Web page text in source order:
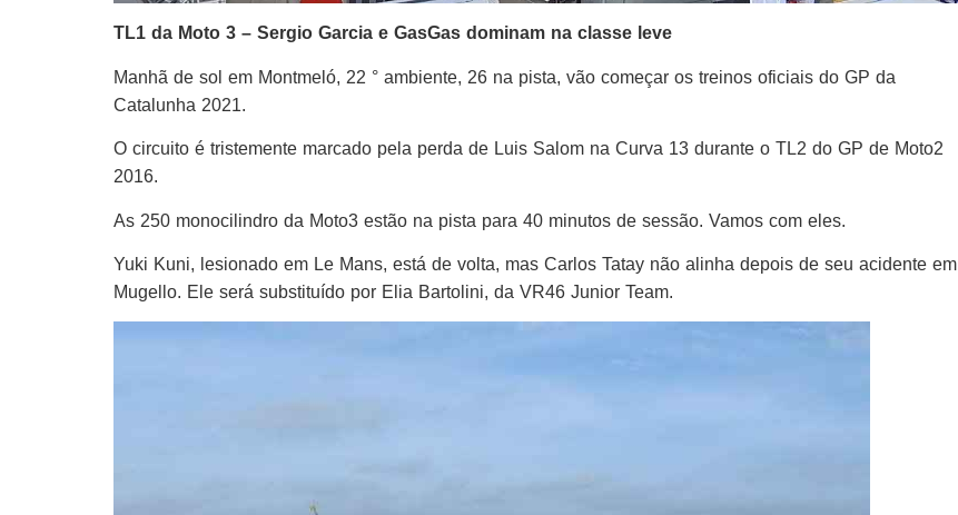
TL1 da Moto 3 – Sergio Garcia e GasGas dominam na classe leve
Manhã de sol em Montmeló, 22 ° ambiente, 26 na pista, vão começar os treinos oficiais do GP da
Catalunha 2021.
O circuito é tristemente marcado pela perda de Luis Salom na Curva 13 durante o TL2 do GP de Moto2
2016.
As 250 monocilindro da Moto3 estão na pista para 40 minutos de sessão. Vamos com eles.
Yuki Kuni, lesionado em Le Mans, está de volta, mas Carlos Tatay não alinha depois de seu acidente em
Mugello. Ele será substituído por Elia Bartolini, da VR46 Junior Team.